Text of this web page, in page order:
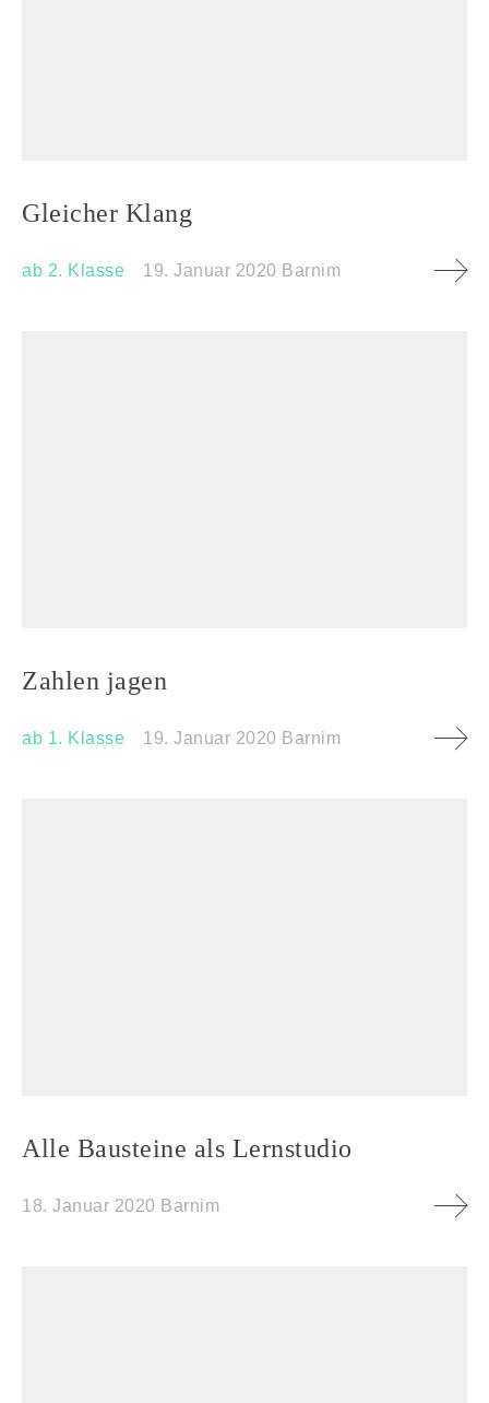
Gleicher Klang
ab 2. Klasse 19. Januar 2020 Barnim
Zahlen jagen
ab 1. Klasse 19. Januar 2020 Barnim
Alle Bausteine als Lernstudio
18. Januar 2020 Barnim